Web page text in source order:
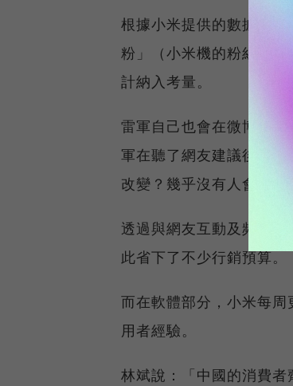
根據小米提供的數據，
粉」（小米機的粉絲）在
計納入考量。
雷軍自己也會在微博上與
軍在聽了網友建議後的決
改變？幾乎沒有人會這麼
透過與網友互動及頻繁更
此省下了不少行銷預算。
而在軟體部分，小米每
用者經驗。
林斌說：「中國的消費